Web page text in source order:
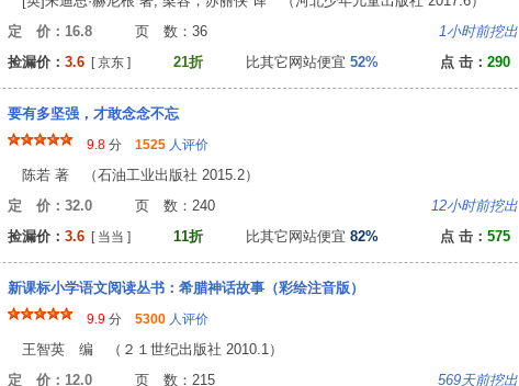
定 价：16.8 页 数：36 1小时前挖出
捡漏价： 3.6 [ 京东 ] 21折 比其它网站便宜 52% 点 击： 290
要有多坚强，才敢念念不忘
9.8 分 1525 人评价
陈若 著 （石油工业出版社 2015.2）
定 价：32.0 页 数：240 12小时前挖出
捡漏价： 3.6 [ 当当 ] 11折 比其它网站便宜 82% 点 击： 575
新课标小学语文阅读丛书：希腊神话故事（彩绘注音版）
9.9 分 5300 人评价
王智英 编 （２１世纪出版社 2010.1）
定 价：12.0 页 数：215 569天前挖出